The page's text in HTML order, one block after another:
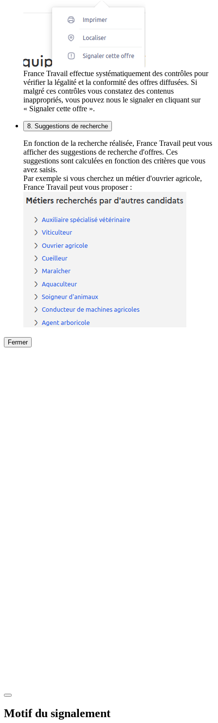
France Travail effectue systématiquement des contrôles pour
vérifier la légalité et la conformité des offres diffusées. Si
malgré ces contrôles vous constatez des contenus
inappropriés, vous pouvez nous le signaler en cliquant sur
« Signaler cette offre ».
8. Suggestions de recherche
En fonction de la recherche réalisée, France Travail peut vous
afficher des suggestions de recherche d'offres. Ces
suggestions sont calculées en fonction des critères que vous
avez saisis.
Par exemple si vous cherchez un métier d'ouvrier agricole,
France Travail peut vous proposer :
Fermer
Motif du signalement